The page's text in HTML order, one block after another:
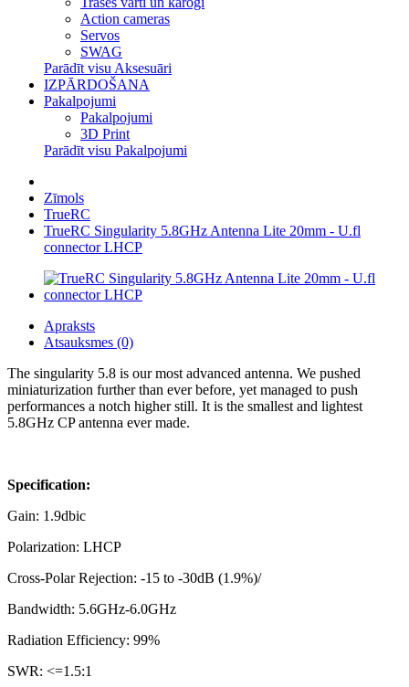
Action cameras
Servos
SWAG
Parādīt visu Aksesuāri
IZPĀRDOŠANA
Pakalpojumi
Pakalpojumi
3D Print
Parādīt visu Pakalpojumi
Zīmols
TrueRC
TrueRC Singularity 5.8GHz Antenna Lite 20mm - U.fl
connector LHCP
Apraksts
Atsauksmes (0)
The singularity 5.8 is our most advanced antenna. We pushed
miniaturization further than ever before, yet managed to push
performances a notch higher still. It is the smallest and lightest
5.8GHz CP antenna ever made.
Specification:
Gain: 1.9dbic
Polarization: LHCP
Cross-Polar Rejection: -15 to -30dB (1.9%)/
Bandwidth: 5.6GHz-6.0GHz
Radiation Efficiency: 99%
SWR: <=1.5:1